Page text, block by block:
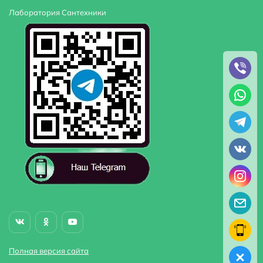
Лаборатория Сантехники
Полная версия сайта